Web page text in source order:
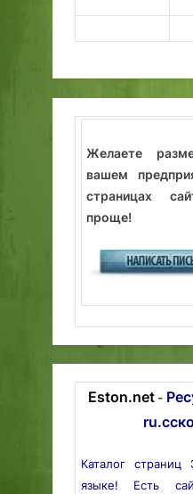
Желаете
вашем
страницах
проще!
Eston.net-
Каталог страниц
языке! Есть